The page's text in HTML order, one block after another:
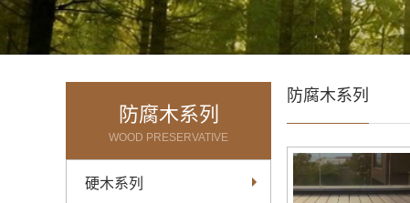
防腐木系列
WOOD PRESERVATIVE
硬木系列
防腐木系列